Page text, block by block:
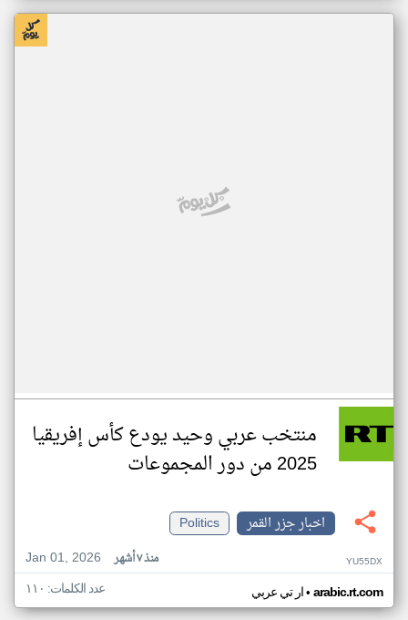
منتخب عربي وحيد يودع كأس إفريقيا
2025 من دور المجموعات
اخبار جزر القمر
Politics
Jan 01, 2026
منذ ٧ أشهر YU55DX
ار تي عربي• arabic.rt.com عدد الكلمات: ١١٠